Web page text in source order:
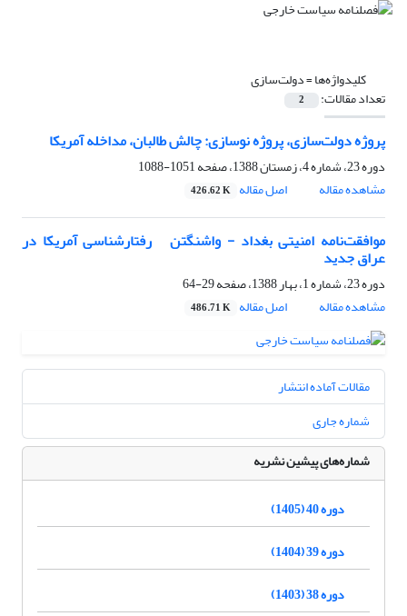
کلیدواژه‌ها =دولت‌سازی
تعداد مقالات: 2
پروژه دولت‌سازی، پروژه نوسازی: چالش طالبان، ‏مداخله آمریکا ‏
دوره 23، شماره 4، زمستان 1388، صفحه
1051-1088
مشاهده مقاله
اصل مقاله 426.62 K
موافقت‌نامه امنیتی بغداد - واشنگتن ‏ ‏ رفتارشناسی آمریکا در
عراق جدید
دوره 23، شماره 1، بهار 1388، صفحه
29-64
مشاهده مقاله
اصل مقاله 486.71 K
مقالات آماده انتشار
شماره جاری
شماره‌های پیشین نشریه
دوره 40 (1405)
دوره 39 (1404)
دوره 38 (1403)